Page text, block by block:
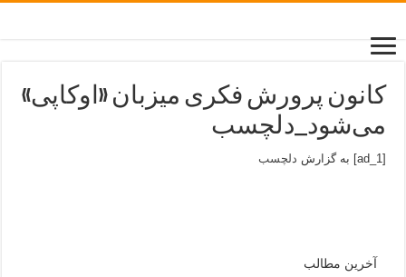
کانون پرورش فکری میزبان «اوکاپی»
می‌شود_دلچسب
[ad_1] به گزارش دلچسب
آخرین مطالب